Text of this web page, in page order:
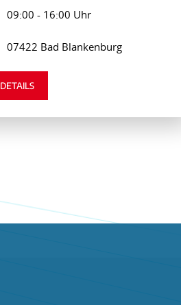
09:00 - 16:00 Uhr
07422 Bad Blankenburg
DETAILS